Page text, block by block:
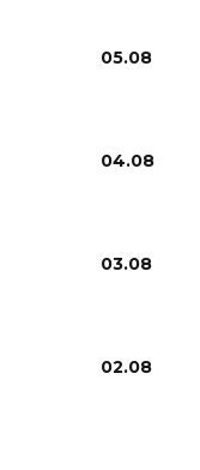
05.08
04.08
03.08
02.08